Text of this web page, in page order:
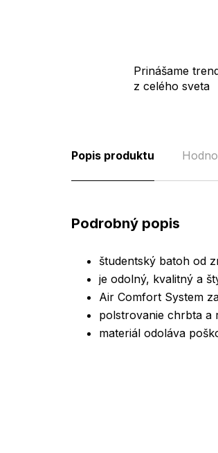
Prinášame
z celého sveta
Popis produktu
Podrobný popis
študentský batoh od
je odolný, kvalitný a
Air Comfort System
polstrovanie chrbta
materiál odoláva